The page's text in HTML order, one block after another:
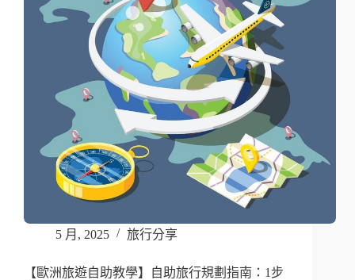
5 月, 2025 旅行分享
【歐洲旅遊自助教學】自助旅行規劃指南：1步